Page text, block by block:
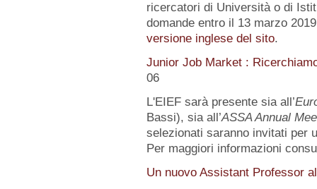
ricercatori di Università o di
domande entro il 13 marzo
versione inglese del sito.
Junior Job Market :
06
L'EIEF sarà presente sia all’
Bassi), sia all’ASSA Annual
selezionati saranno invitati per
Per maggiori informazioni
Un nuovo Assistant Professor